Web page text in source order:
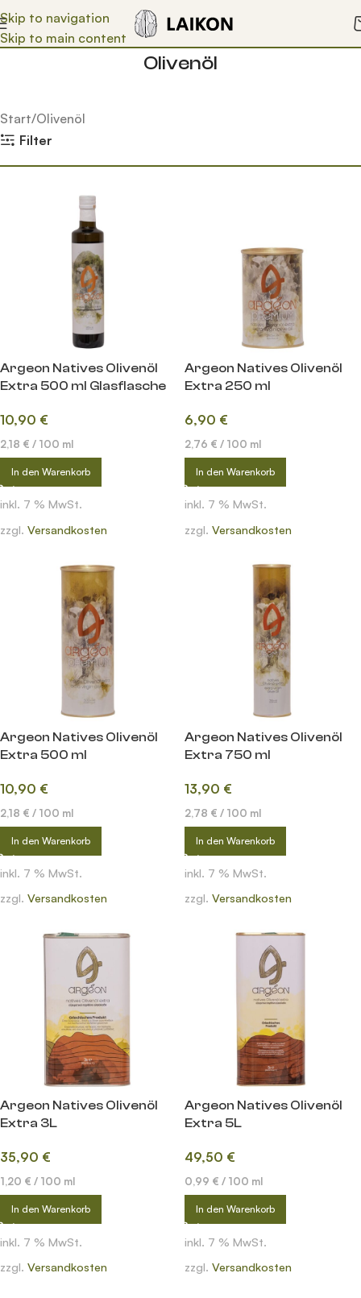
Skip to navigation
Skip to main content
Olivenöl
Start Olivenöl
Filter
Argeon Natives Olivenöl
Extra 500 ml Glasflasche
10,90 €
2,18 € / 100 ml
In den Warenkorb
inkl. 7 % MwSt.
zzgl. Versandkosten
Argeon Natives Olivenöl
Extra 250 ml
6,90 €
2,76 € / 100 ml
In den Warenkorb
inkl. 7 % MwSt.
zzgl. Versandkosten
Argeon Natives Olivenöl
Extra 500 ml
10,90 €
2,18 € / 100 ml
In den Warenkorb
inkl. 7 % MwSt.
zzgl. Versandkosten
Argeon Natives Olivenöl
Extra 750 ml
13,90 €
2,78 € / 100 ml
In den Warenkorb
inkl. 7 % MwSt.
zzgl. Versandkosten
Argeon Natives Olivenöl
Extra 3L
35,90 €
1,20 € / 100 ml
In den Warenkorb
inkl. 7 % MwSt.
zzgl. Versandkosten
Argeon Natives Olivenöl
Extra 5L
49,50 €
0,99 € / 100 ml
In den Warenkorb
inkl. 7 % MwSt.
zzgl. Versandkosten